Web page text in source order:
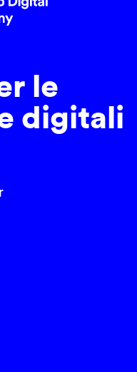
le
digitali